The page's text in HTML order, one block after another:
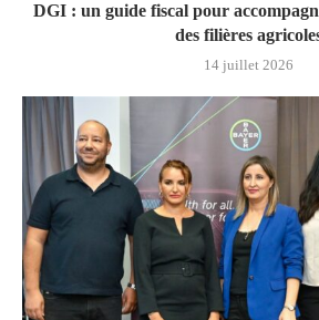
DGI : un guide fiscal pour
des filières
14 juillet 2026